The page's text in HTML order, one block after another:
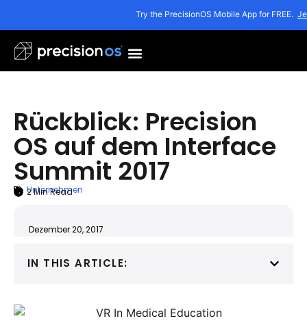
Try the PrecisionOS Mobile App for FREE.
Rückblick: Precision
OS auf dem Interface
Summit 2017
Unternehmen
2Min Read
ARTICLE SUMMARY
Dezember 20, 2017
IN THIS ARTICLE: